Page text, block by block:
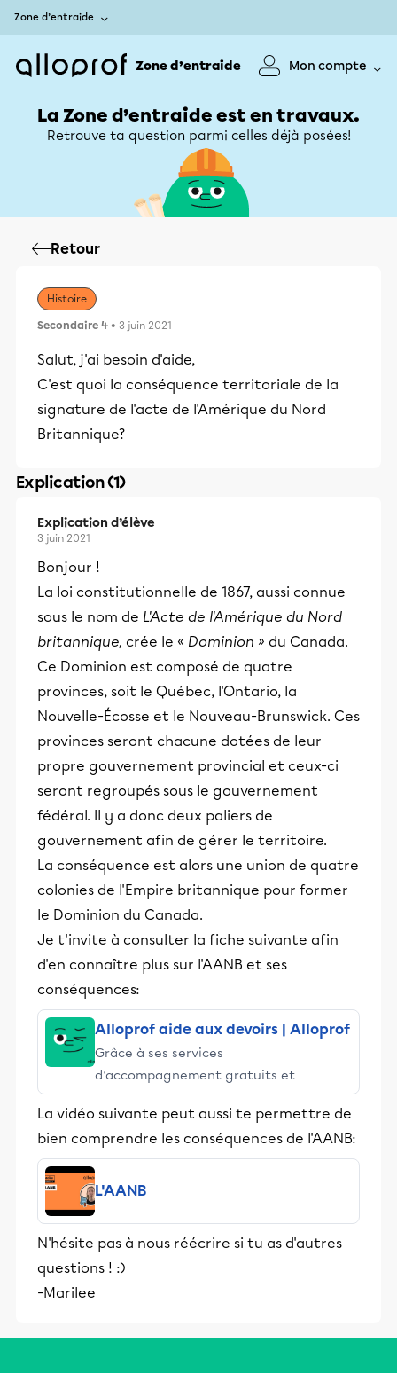
Zone d’entraide
Zone d’entraide Mon compte
La Zone d’entraide est en travaux.
Retrouve ta question parmi celles déjà posées!
Retour
Histoire
Secondaire 4 • 3 juin 2021
Salut, j'ai besoin d'aide,
C'est quoi la conséquence territoriale de la
signature de l'acte de l'Amérique du Nord
Britannique?
Explication (1)
Explication d’élève
3 juin 2021
Bonjour !
La loi constitutionnelle de 1867, aussi connue
sous le nom de L'Acte de l'Amérique du Nord
britannique, crée le « Dominion » du Canada.
Ce Dominion est composé de quatre
provinces, soit le Québec, l'Ontario, la
Nouvelle-Écosse et le Nouveau-Brunswick. Ces
provinces seront chacune dotées de leur
propre gouvernement provincial et ceux-ci
seront regroupés sous le gouvernement
fédéral. Il y a donc deux paliers de
gouvernement afin de gérer le territoire.
La conséquence est alors une union de quatre
colonies de l'Empire britannique pour former
le Dominion du Canada.
Je t'invite à consulter la fiche suivante afin
d'en connaître plus sur l'AANB et ses
conséquences:
Alloprof aide aux devoirs | Alloprof
Grâce à ses services
d’accompagnement gratuits et
stimulants, Alloprof engage les élèves
et leurs parents dans la réussite
éducative.
La vidéo suivante peut aussi te permettre de
bien comprendre les conséquences de l'AANB:
L'AANB
N'hésite pas à nous réécrire si tu as d'autres
questions ! :)
-Marilee